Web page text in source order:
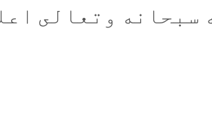
سبحانه وتعالى